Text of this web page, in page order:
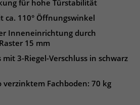
für hohe Türstabilität
ca. 110° Öffnungswinkel
Inneneinrichtung durch
15 mm
3-Riegel-Verschluss in schwarz
verzinktem Fachboden: 70 kg
die gewählten Tracking-Optin-
für die Dauer des
der Webseite zu identifizieren.